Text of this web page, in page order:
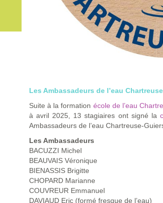
Les Ambassadeurs de l’eau
Suite à la formation école de l’eau
à avril 2025, 13 stagiaires ont signé la
Ambassadeurs de l’eau Chartreuse-
Les Ambassadeurs
BACUZZI Michel
BEAUVAIS Véronique
BIENASSIS Brigitte
CHOPARD Marianne
COUVREUR Emmanuel
DAVIAUD Eric (formé fresque de l’eau)